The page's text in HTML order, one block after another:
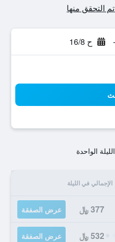
- ح 16/8
الواحدة
الإجمالي في الليلة
377 ﷼ عرض الصفقة
532 ﷼ عرض الصفقة